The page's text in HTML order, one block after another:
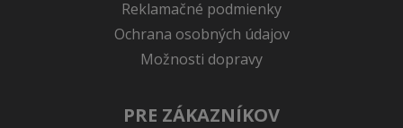
Reklamačné podmienky
Ochrana osobných údajov
Možnosti dopravy
PRE ZÁKAZNÍKOV